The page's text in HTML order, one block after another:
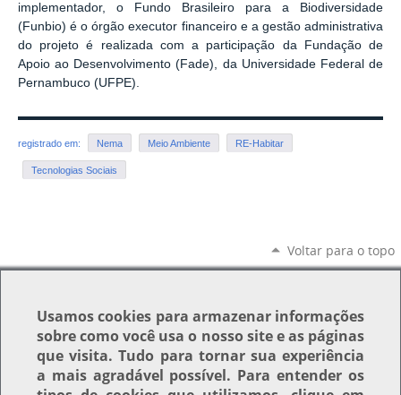
implementador, o Fundo Brasileiro para a Biodiversidade
(Funbio) é o órgão executor financeiro e a gestão administrativa
do projeto é realizada com a participação da Fundação de
Apoio ao Desenvolvimento (Fade), da Universidade Federal de
Pernambuco (UFPE).
registrado em: Nema Meio Ambiente RE-Habitar
Tecnologias Sociais
Voltar para o topo
Usamoscookies para armazenar informações
sobre como você usa o nosso site e as páginas
que visita. Tudo para tornar sua experiência
a mais agradável possível. Para entender os